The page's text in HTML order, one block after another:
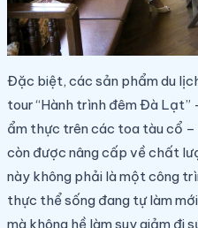
Đặc biệt, các sản phẩm du
tour “Hành trình đêm Đà
ẩm thực trên các toa tàu cổ
còn được nâng cấp về chất
này không phải là một công
thực thể sống đang tự làm
mà không hề làm suy giảm đi